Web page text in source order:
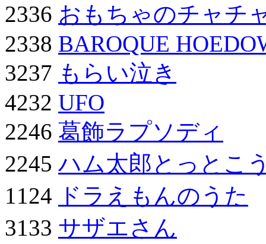
2336 おもちゃのチャチ
2338 BAROQUE
3237 もらい泣き
4232 UFO
2246 葛飾ラプソディ
2245ハム太郎とっとこ
1124 ドラえもんのうた
3133 サザエさん